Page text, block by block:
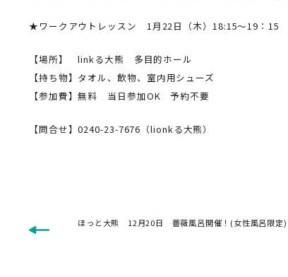
★ワークアウトレッスン 1月22日（木）18:15～19：15
【場所】 linkる大熊 多目的ホール
【持ち物】タオル、飲物、室内用シューズ
【参加費】無料 当日参加OK 予約不要
【問合せ】0240-23-7676（lionkる大熊）
ほっと大熊 12月20日 薔薇風呂開催！(女性風呂限定)